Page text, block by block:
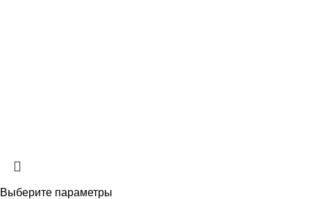
Выберите параметры